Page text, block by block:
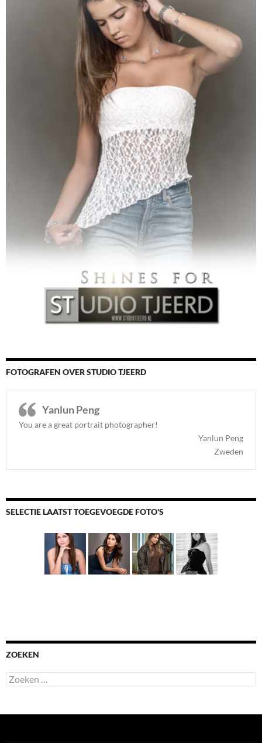
FOTOGRAFEN OVER STUDIO TJEERD
Yanlun Peng
You are a great portrait photographer!
Yanlun Peng
Zweden
SELECTIE LAATST TOEGEVOEGDE FOTO'S
ZOEKEN
Zoeken
naar: